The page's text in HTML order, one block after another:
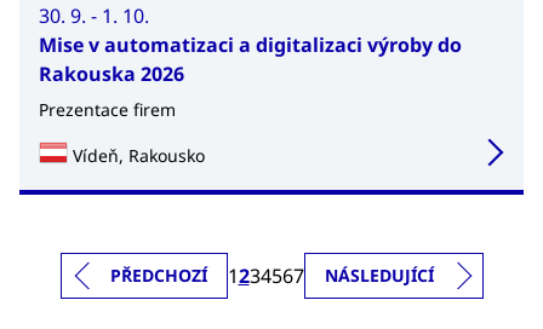
30. 9. - 1. 10.
Mise v automatizaci a digitalizaci výroby do
Rakouska 2026
Prezentace firem
Vídeň, Rakousko
PŘEDCHOZÍ 1234567 NÁSLEDUJÍCÍ